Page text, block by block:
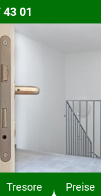
01
Tresore Preise